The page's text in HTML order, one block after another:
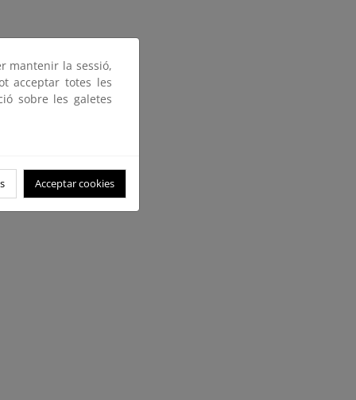
mantenir la sessió,
acceptar totes les
sobre les galetes
Acceptar cookies